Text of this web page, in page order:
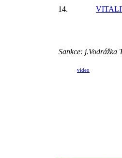
14.
Sankce: j.Vodrážka
video